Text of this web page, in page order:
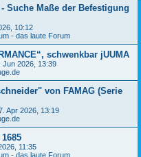
Suche Maße der Befestigung
10:12
- das laute Forum
schwenkbar jUUMA
Jun 2026, 13:39
von FAMAG (Serie
Apr 2026, 13:19
11:35
- das laute Forum